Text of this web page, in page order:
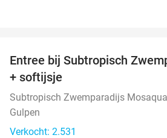
Entree bij Subtropisch
+ softijsje
Subtropisch Zwemparadijs Mosaqua
Gulpen
Verkocht: 2.531